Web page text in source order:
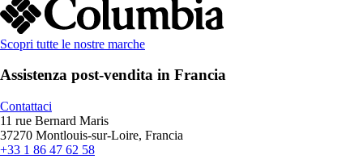
Scopri tutte le nostre marche
Assistenza post-vendita in Francia
Contattaci
11 rue Bernard Maris
37270 Montlouis-sur-Loire, Francia
+33 1 86 47 62 58